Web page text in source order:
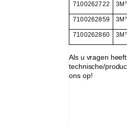
7100262722
7100262859
7100262860
Als u vragen
technische/
ons op!